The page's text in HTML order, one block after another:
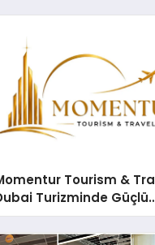
Tourism &
Turizminde Güçlü
Ağıyla Fark